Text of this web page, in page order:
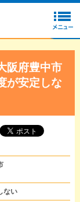
阪府豊中市
が安定しな
ない